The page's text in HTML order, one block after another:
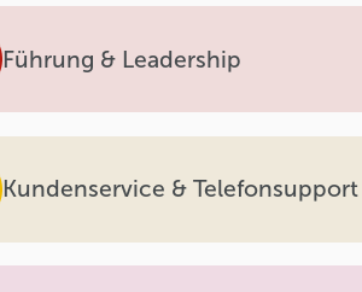
Führung & Leadership
Kundenservice & Telefonsupport